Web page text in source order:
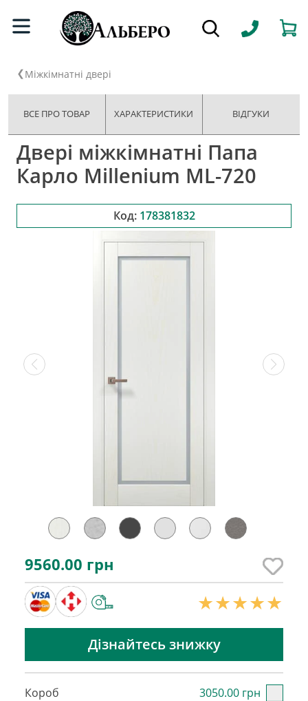
Міжкімнатні двері
ВСЕ ПРО ТОВАР ХАРАКТЕРИСТИКИ ВІДГУКИ
Двері міжкімнатні Папа
Карло Millenium ML-720
Код: 178381832
9560.00 грн
Дізнайтесь знижку
Короб 3050.00 грн